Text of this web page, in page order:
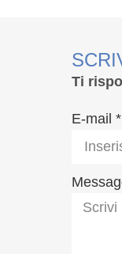
Ti
E-mail *